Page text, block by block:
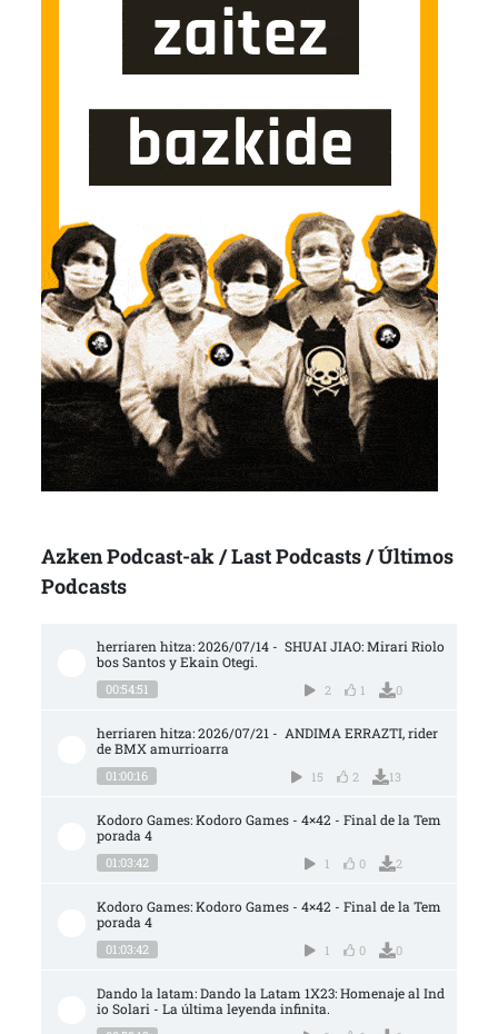
Azken Podcast-ak / Last Podcasts / Últimos
Podcasts
herriaren hitza: 2026/07/14 -  SHUAI JIAO: Mirari Riolo
bos Santos y Ekain Otegi.
00:54:51 2 1 0
herriaren hitza: 2026/07/21 -  ANDIMA ERRAZTI, rider
de BMX amurrioarra
01:00:16 15 2 13
Kodoro Games: Kodoro Games - 4×42 - Final de la Tem
porada 4
01:03:42 1 0 2
Kodoro Games: Kodoro Games - 4×42 - Final de la Tem
porada 4
01:03:42 1 0 0
Dando la latam: Dando la Latam 1X23: Homenaje al Ind
io Solari - La última leyenda infinita.